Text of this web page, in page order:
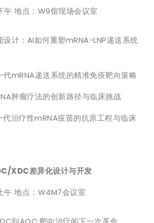
午 地点：W9馆现场会议室
计：AI如何重塑mRNA-LNP递送系统
mRNA递送系统的精准免疫靶向策略
肿瘤疗法的创新路径与临床挑战
治疗性mRNA疫苗的抗原工程与临床
XDC差异化设计与开发
午 地点：W4M7会议室